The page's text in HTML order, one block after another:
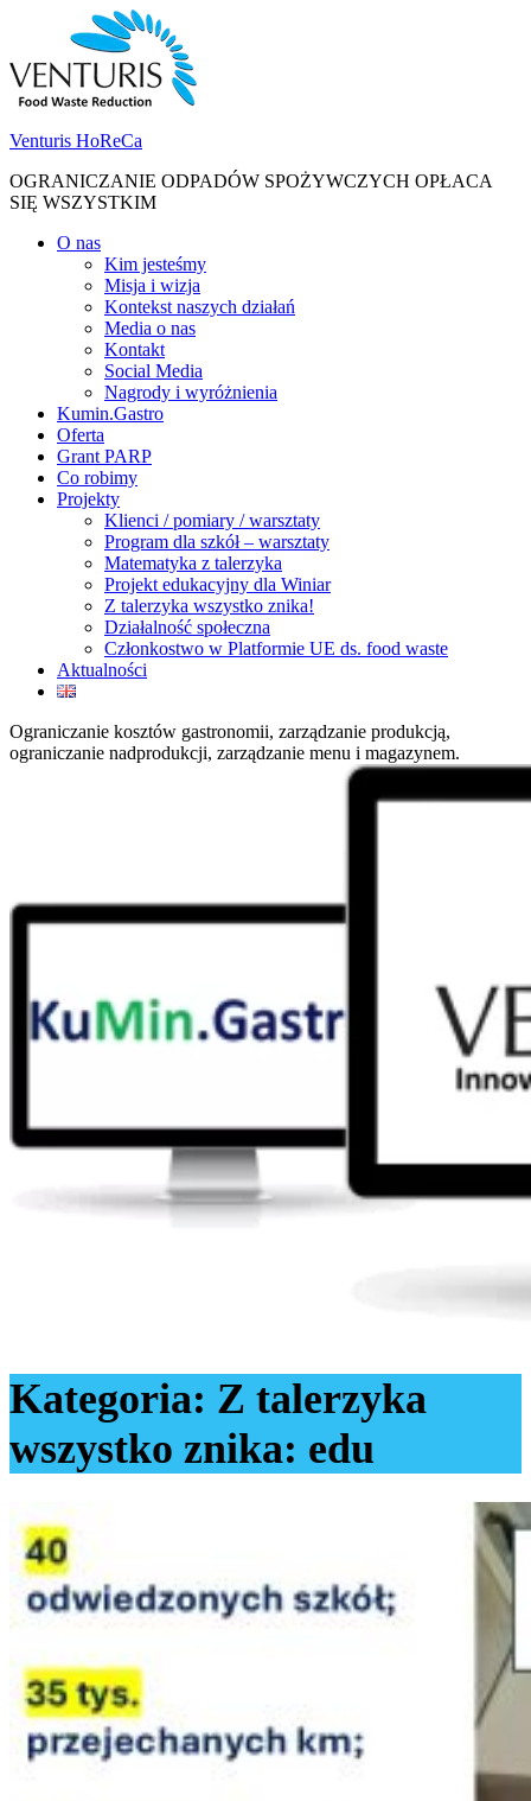
navigation
content
Venturis HoReCa
OGRANICZANIE ODPADÓW SPOŻYWCZYCH OPŁACA
SIĘ WSZYSTKIM
Toggle
navigation
O nas
Kim jesteśmy
Misja i wizja
Kontekst naszych działań
Media o nas
Kontakt
Social Media
Nagrody i wyróżnienia
Kumin.Gastro
Oferta
Grant PARP
Co robimy
Projekty
Klienci / pomiary / warsztaty
Program dla szkół – warsztaty
Matematyka z talerzyka
Projekt edukacyjny dla Winiar
Z talerzyka wszystko znika!
Działalność społeczna
Członkostwo w Platformie UE ds. food waste
Aktualności
Ograniczanie kosztów gastronomii, zarządzanie produkcją,
ograniczanie nadprodukcji, zarządzanie menu i magazynem.
Kategoria: Z talerzyka
wszystko znika: edu